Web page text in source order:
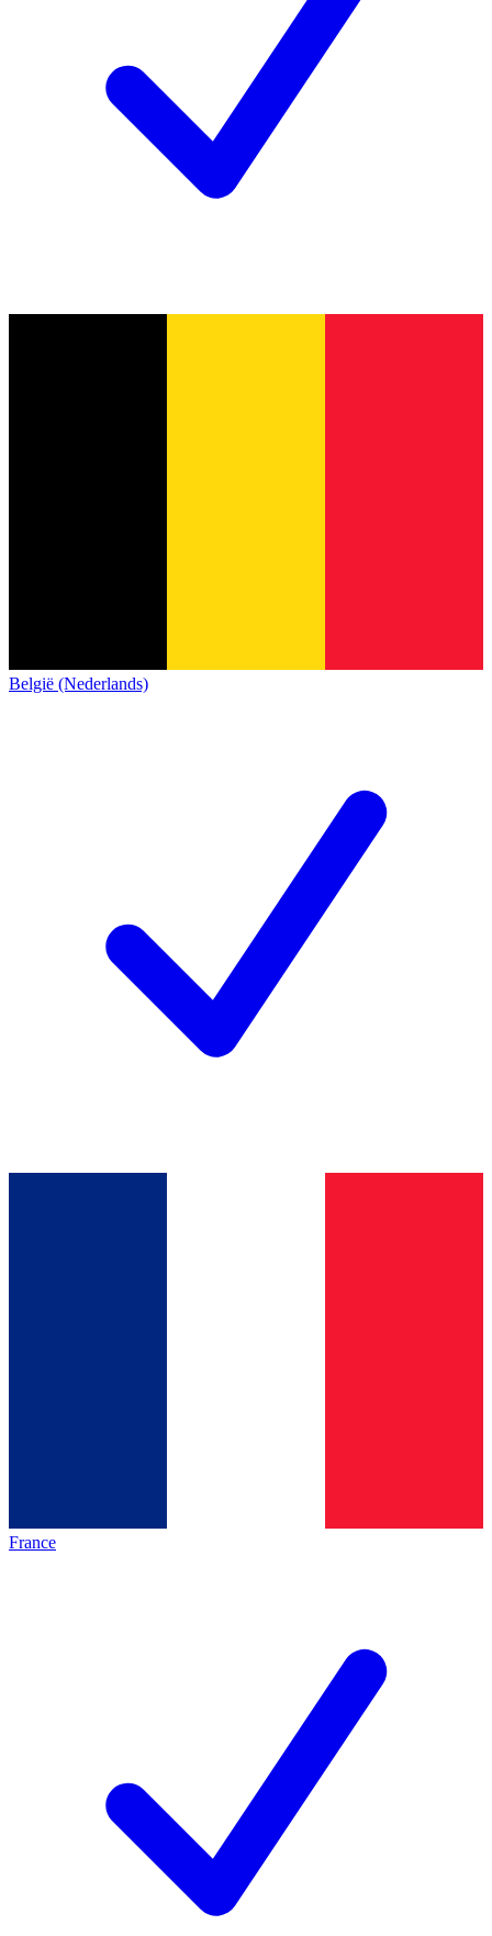
België (Nederlands)
France